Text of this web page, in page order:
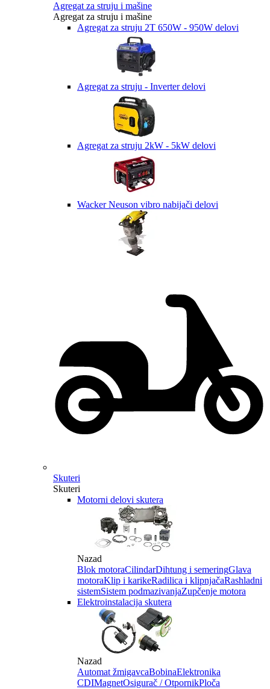
Agregat za struju i mašine
Agregat za struju i mašine
Agregat za struju 2T 650W - 950W delovi
Agregat za struju - Inverter delovi
Agregat za struju 2kW - 5kW delovi
Wacker Neuson vibro nabijači delovi
Skuteri
Skuteri
Motorni delovi skutera
Nazad
Blok motoraCilindarDihtung i semeringGlava
motoraKlip i karikeRadilica i klipnjačaRashladni
sistemSistem podmazivanjaZupčenje motora
Elektroinstalacija skutera
Nazad
Automat žmigavcaBobinaElektronika
CDIMagnetOsigurač / OtpornikPloča